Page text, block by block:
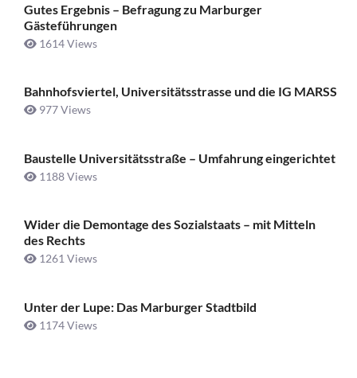
Gutes Ergebnis – Befragung zu Marburger
Gästeführungen
1614 Views
Bahnhofsviertel, Universitätsstrasse und die IG MARSS
977 Views
Baustelle Universitätsstraße ­– Umfahrung eingerichtet
1188 Views
Wider die Demontage des Sozialstaats – mit Mitteln
des Rechts
1261 Views
Unter der Lupe: Das Marburger Stadtbild
1174 Views